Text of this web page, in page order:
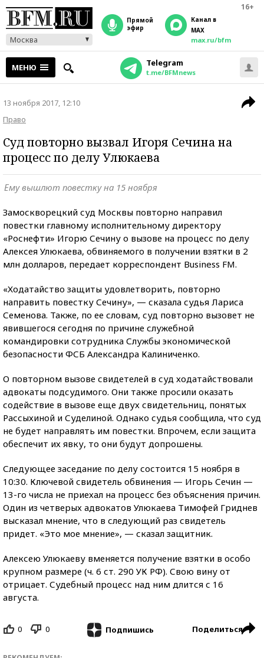
16+
Москва
прямой
эфир
Канал в
MAX
max.ru/bfm
МЕНЮ Telegram
t.me/BFMnews
13 ноября 2017, 12:10
Право
Суд повторно вызвал Игоря Сечина на
процесс по делу Улюкаева
Ему вышлют повестку на 15 ноября
Замоскворецкий суд Москвы повторно направил
повестки главному исполнительному директору
«Роснефти» Игорю Сечину о вызове на процесс по делу
Алексея Улюкаева, обвиняемого в получении взятки в 2
млн долларов, передает корреспондент Business FM.
«Ходатайство защиты удовлетворить, повторно
направить повестку Сечину», — сказала судья Лариса
Семенова. Также, по ее словам, суд повторно вызовет не
явившегося сегодня по причине служебной
командировки сотрудника Службы экономической
безопасности ФСБ Александра Калиниченко.
О повторном вызове свидетелей в суд ходатайствовали
адвокаты подсудимого. Они также просили оказать
содействие в вызове еще двух свидетельниц, понятых
Рассыхиной и Суделиной. Однако судья сообщила, что суд
не будет направлять им повестки. Впрочем, если защита
обеспечит их явку, то они будут допрошены.
Следующее заседание по делу состоится 15 ноября в
10:30. Ключевой свидетель обвинения — Игорь Сечин —
13-го числа не приехал на процесс без объяснения причин.
Один из четверых адвокатов Улюкаева Тимофей Гриднев
высказал мнение, что в следующий раз свидетель
придет. «Это мое мнение», — сказал защитник.
Алексею Улюкаеву вменяется получение взятки в особо
крупном размере (ч. 6 ст. 290 УК РФ). Свою вину от
отрицает. Судебный процесс над ним длится с 16
августа.
0 0 Подпишись Поделиться